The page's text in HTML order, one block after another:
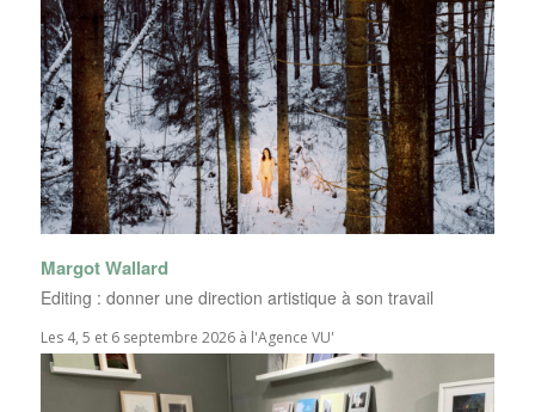
Margot Wallard
Editing : donner une direction artistique à son travail
Les 4, 5 et 6 septembre 2026 à l'Agence VU'